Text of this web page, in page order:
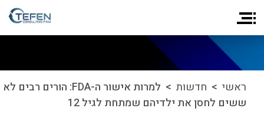
ראשי > חדשות
> למרות אישור ה-FDA: הורים רבים לא
ששים לחסן את ילדיהם שמתחת לגיל 12